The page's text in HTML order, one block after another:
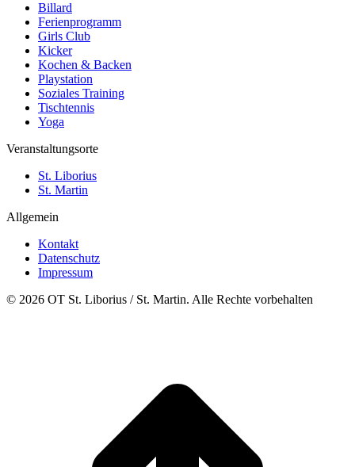
Billard
Ferienprogramm
Girls Club
Kicker
Kochen & Backen
Playstation
Soziales Training
Tischtennis
Yoga
Veranstaltungsorte
St. Liborius
St. Martin
Allgemein
Kontakt
Datenschutz
Impressum
© 2026 OT St. Liborius / St. Martin. Alle Rechte vorbehalten